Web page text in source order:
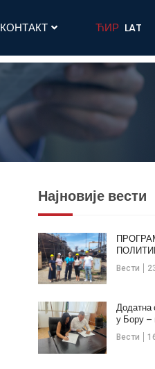
КОНТАКТ ЋИР LAT
Најновије вести
Вести
Вести
Додатна
у Бору –